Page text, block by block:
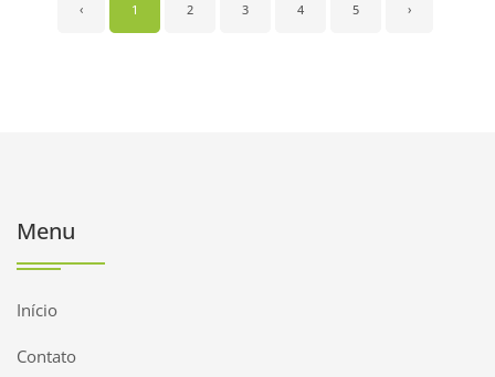
‹ 1 2 3 4 5 ›
Menu
Início
Contato